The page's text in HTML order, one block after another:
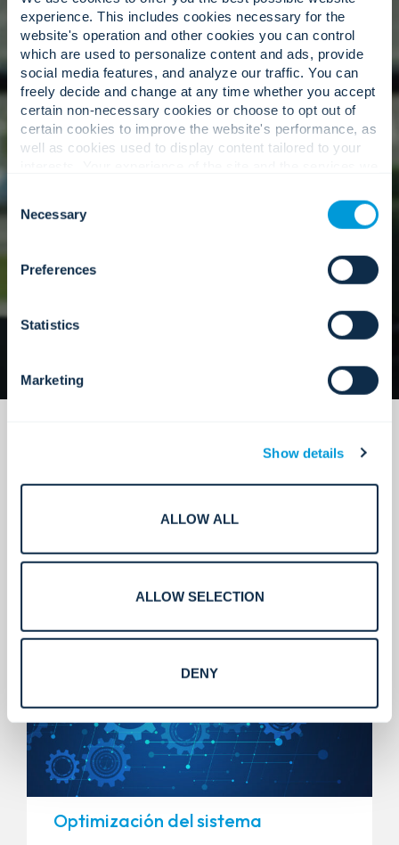
experience. This includes cookies necessary for the
website's operation and other cookies you can control
which are used to personalize content and ads, provide
social media features, and analyze our traffic. You can
freely decide and change at any time whether you accept
certain non-necessary cookies or choose to opt out of
certain cookies to improve the website's performance, as
well as cookies used to display content tailored to your
cookies. Click "Show details" below for more information
about who we share your information with.
Selection
Necessary
Preferences
Statistics
Marketing
Show details
ALLOW ALL
ALLOW SELECTION
DENY
Experiencia especializada.
Una red global de expertos en la materia que
comprenden los matices de su entorno único.
Servicios que escalan.
Optimización del sistema